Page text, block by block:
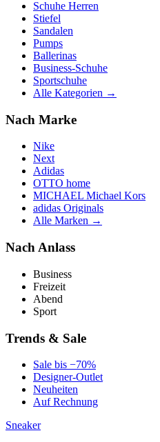
Schuhe Herren
Stiefel
Sandalen
Pumps
Ballerinas
Business-Schuhe
Sportschuhe
Alle Kategorien →
Nach Marke
Nike
Next
Adidas
OTTO home
MICHAEL Michael Kors
adidas Originals
Alle Marken →
Nach Anlass
Business
Freizeit
Abend
Sport
Trends & Sale
Sale bis −70%
Designer-Outlet
Neuheiten
Auf Rechnung
Sneaker